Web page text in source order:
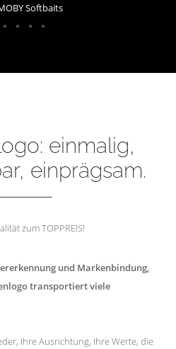
Softbaits
einmalig,
einprägsam.
zum TOPPREIS!
und Markenbindung,
transportiert viele
Ihre Ausrichtung, Ihre Werte, die